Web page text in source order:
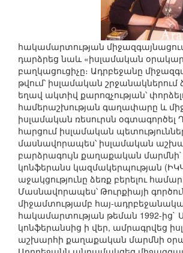
հակամարտության
դարձրեց նաև «իսլամական
բաղկացուցիչը։ Ադրբեջանը
թվում՝ իսլամական շրջանակներում
եղավ ակտիվ քարոզչության՝
համերաշխության գաղափարը և
իսլամական ռեսուրսն
հարցում իսլամական
մասնավորապես՝ իսլամական
բարձրագույն քաղաքական
կոնֆերանս կազմակերպության
աջակցությունը ձեռք բերելու
Մասնավորապես՝ Թուրքիայի
միջամտությամբ հայ-
հակամարտության թեման 1992-ից`
կոնֆերանսից ի վեր, ամրագրվեց
աշխարհի քաղաքական մարմնի